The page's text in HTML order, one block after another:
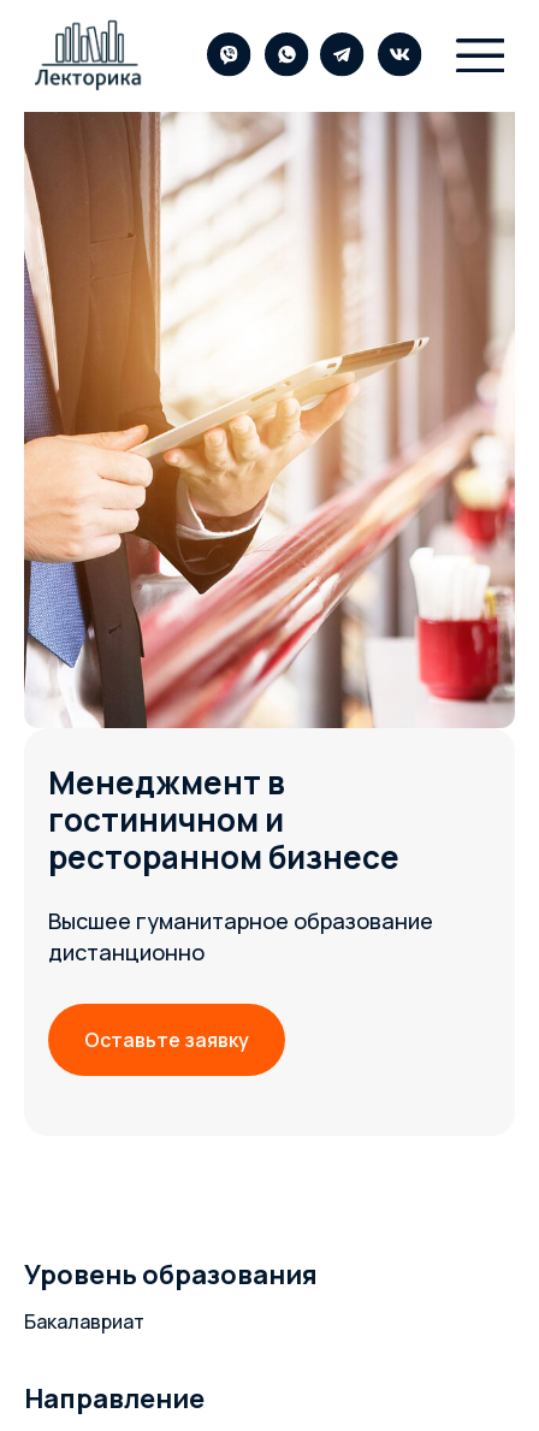
Менеджмент в
гостиничном и
ресторанном бизнесе
Высшее гуманитарное образование
дистанционно
Оставьте заявку
Уровень образования
Бакалавриат
Направление